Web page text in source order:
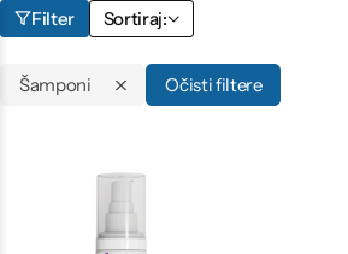
Filter Sortiraj:
Šamponi Očisti filtere